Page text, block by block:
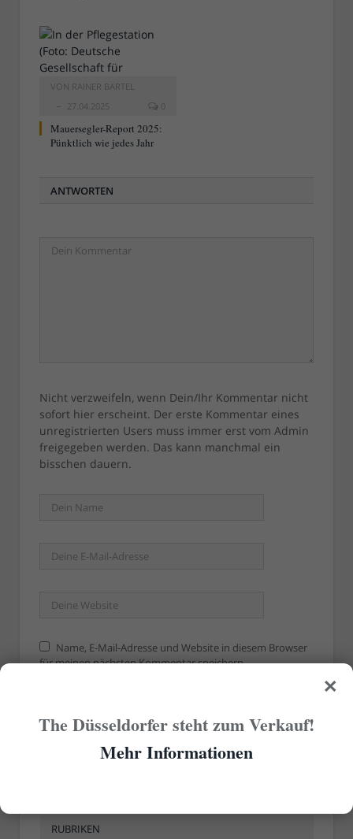
VON RAINER BARTEL
27.04.2025
0
Mauersegler-Report 2025:
Pünktlich wie jedes Jahr
ANTWORTEN
Nicht verzweifeln, wenn Dein/Ihr Kommentar nicht
sofort hier erscheint. Der erste Kommentar eines
unregistrierten Users muss immer erst vom Admin
freigegeben werden. Das kann manchmal ein
bisschen dauern.
Name, E-Mail-Adresse und Website in diesem Browser
für meinen nächsten Kommentar speichern.
RUBRIKEN
×
The Düsseldorfer steht zum Verkauf!
Mehr Informationen